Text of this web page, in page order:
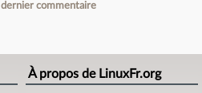
dernier commentaire
À propos de LinuxFr.org